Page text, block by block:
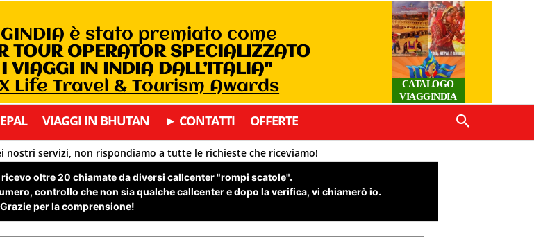
è stato premiato come
TOUR OPERATOR SPECIALIZZATO
I VIAGGI IN INDIA DALL’ITALIA"
Life Travel & Tourism Awards
CATALOGO
VIAGGINDIA
VIAGGI IN BHUTAN ► CONTATTI OFFERTE
nostri servizi, non rispondiamo a tutte le richieste che riceviamo!
oltre 20 chiamate da diversi callcenter "rompi scatole".
controllo che non sia qualche callcenter e dopo la verifica, vi chiamerò io.
Grazie per la comprensione!